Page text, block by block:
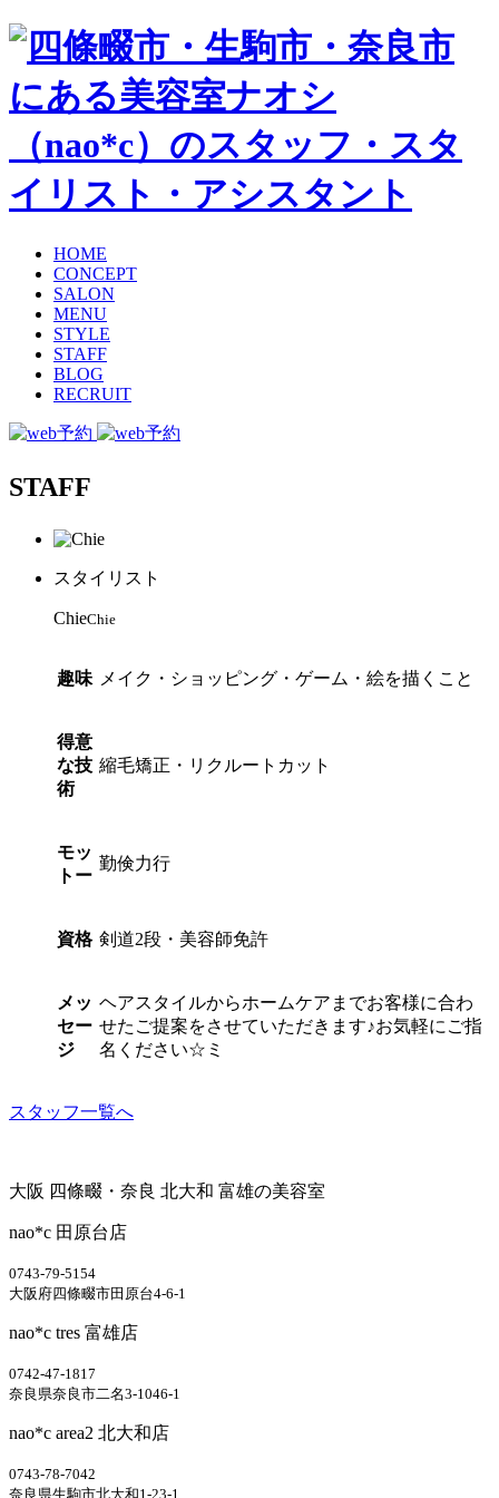
HOME
CONCEPT
SALON
MENU
STYLE
STAFF
BLOG
RECRUIT
STAFF
スタイリスト
ChieChie
趣味 メイク・ショッピング・ゲーム・絵を描くこと
得意
な技
術
縮毛矯正・リクルートカット
モッ
トー
勤倹力行
資格 剣道2段・美容師免許
メッ
セー
ジ
ヘアスタイルからホームケアまでお客様に合わ
せたご提案をさせていただきます♪お気軽にご指
名ください☆ミ
スタッフ一覧へ
大阪 四條畷・奈良 北大和 富雄の美容室
nao*c 田原台店
0743-79-5154
大阪府四條畷市田原台4-6-1
nao*c tres 富雄店
0742-47-1817
奈良県奈良市二名3-1046-1
nao*c area2 北大和店
0743-78-7042
奈良県生駒市北大和1-23-1